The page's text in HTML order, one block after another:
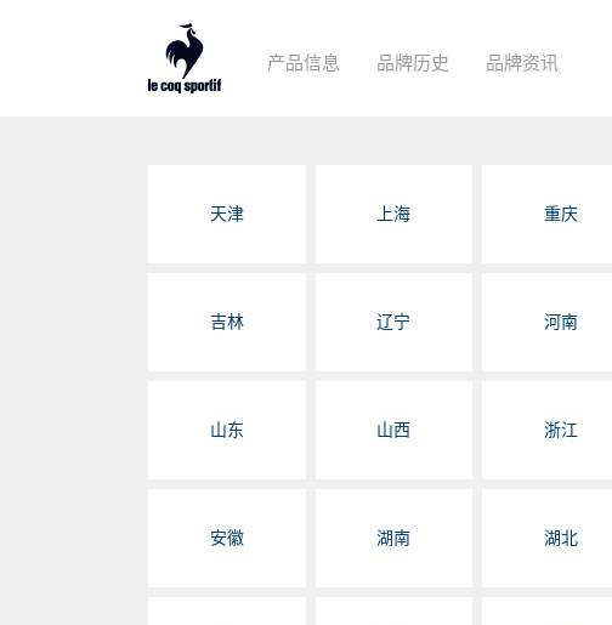
产品信息 品牌历史 品牌资讯
天津 上海 重庆
吉林 辽宁 河南
山东 山西 浙江
安徽 湖南 湖北